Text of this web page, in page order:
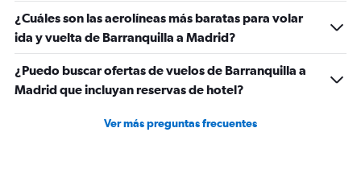
¿Cuáles son las aerolíneas más baratas para volar
ida y vuelta de Barranquilla a Madrid?
¿Puedo buscar ofertas de vuelos de Barranquilla a
Madrid que incluyan reservas de hotel?
Ver más preguntas frecuentes